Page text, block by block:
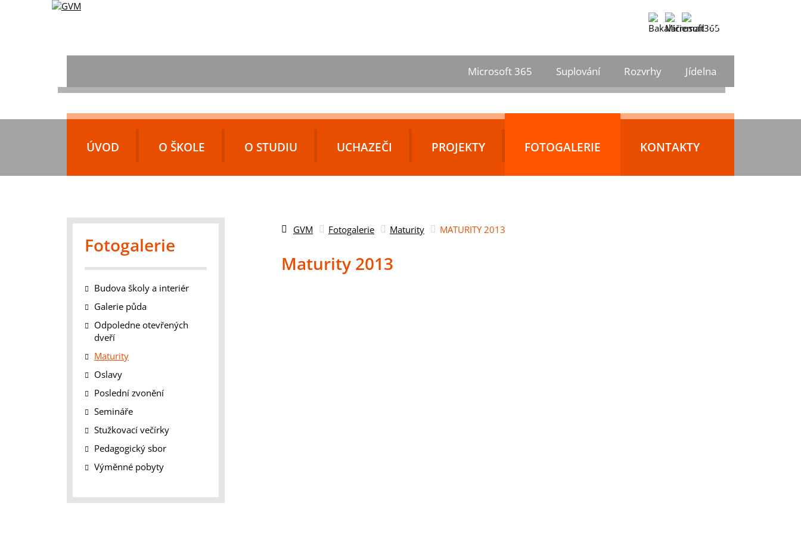
Vyhledávání
CS
EN
CS
Microsoft 365 Suplování Rozvrhy Jídelna
ÚVOD O ŠKOLE O STUDIU UCHAZEČI PROJEKTY FOTOGALERIE KONTAKTY
GVM Fotogalerie Maturity MATURITY 2013
Maturity 2013
Fotogalerie
Budova školy a interiér
Galerie půda
Odpoledne otevřených
dveří
Maturity
Oslavy
Poslední zvonění
Semináře
Stužkovací večírky
Pedagogický sbor
Výměnné pobyty